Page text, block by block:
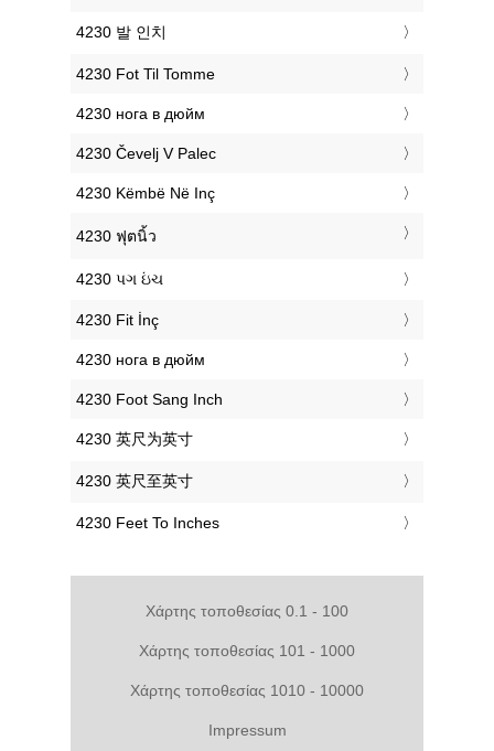
‎4230 발 인치
‎4230 Fot Til Tomme
‎4230 нога в дюйм
‎4230 Čevelj V Palec
‎4230 Këmbë Në Inç
‎4230 ฟุตนิ้ว
‎4230 પગ ઇંચ
‎4230 Fit İnç
‎4230 нога в дюйм
‎4230 Foot Sang Inch
‎4230 英尺为英寸
‎4230 英尺至英寸
‎4230 Feet To Inches
Χάρτης τοποθεσίας 0.1 - 100
Χάρτης τοποθεσίας 101 - 1000
Χάρτης τοποθεσίας 1010 - 10000
Impressum